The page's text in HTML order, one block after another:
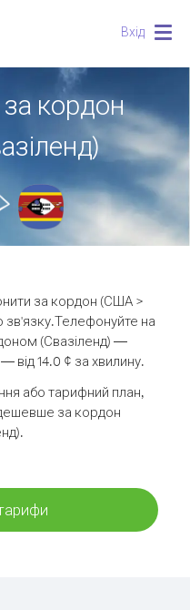
Вхід
кордон
за кордон (США >
зв'язку.Телефонуйте на
(Свазіленд) —
від 14.0 ¢ за хвилину.
або тарифний план,
за кордон